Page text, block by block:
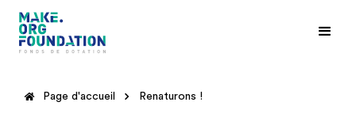
Page d'accueil Renaturons !